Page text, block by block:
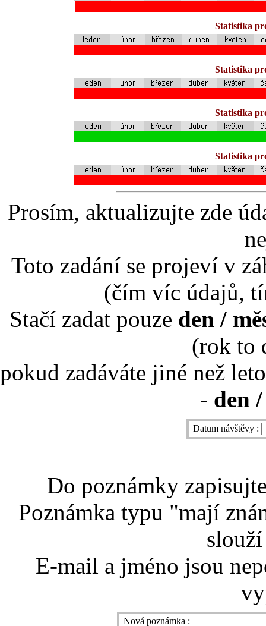
Statistika
Statistika
Statistika
Statistika
Prosím, aktualizujte zde
Toto zadání se projeví v
(čím víc údajů,
Stačí zadat pouze den /
(rok to
pokud zadáváte jiné než
- den
Datum návštěvy :
Do poznámky
Poznámka typu "mají
E-mail a jméno jsou
Nová poznámka :